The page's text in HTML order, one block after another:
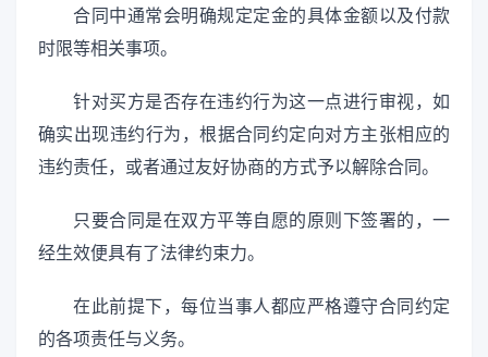
合同中通常会明确规定定金的具体金额以及付款
时限等相关事项。
针对买方是否存在违约行为这一点进行审视，如
确实出现违约行为，根据合同约定向对方主张相应的
违约责任，或者通过友好协商的方式予以解除合同。
只要合同是在双方平等自愿的原则下签署的，一
经生效便具有了法律约束力。
在此前提下，每位当事人都应严格遵守合同约定
的各项责任与义务。